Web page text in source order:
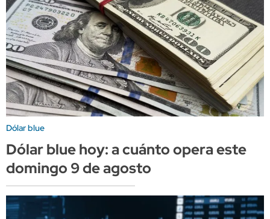
Dólar blue
Dólar blue hoy: a cuánto opera este
domingo 9 de agosto